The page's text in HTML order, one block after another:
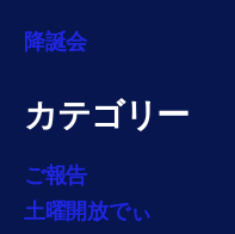
降誕会
カテゴリー
ご報告
土曜開放でぃ